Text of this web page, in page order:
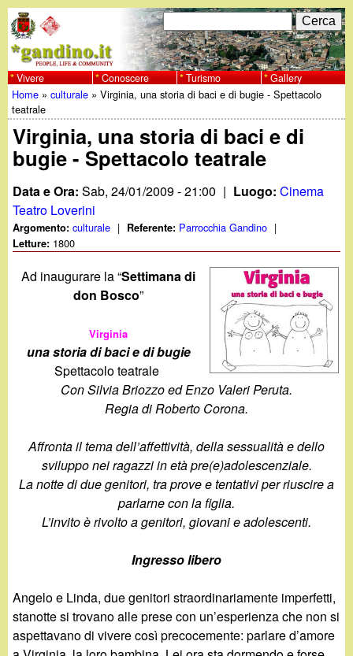
al
contenuto
principale
w
w
w
.
g
a
F
o
r
m
d
i
r
i
c
r
a
C
e
r
c
a
Vivere Conoscere Turismo Gallery
Tu
sei
qui
Home »culturale »Virginia, una storia di baci e di bugie - Spettacolo
teatrale
Virginia, una storia di baci e di
bugie - Spettacolo teatrale
Data e Ora:Sab, 24/01/2009 - 21:00 | Luogo:Cinema
Teatro Loverini
Argomento:culturale | Referente: Parrocchia Gandino |
Letture: 1800
Ad inaugurare la “Settimana di
don Bosco”
Virginia
una storia di baci e di bugie
Spettacolo teatrale
Con Silvia Briozzo ed Enzo Valeri Peruta.
Regia di Roberto Corona.
Affronta il tema dell’affettività, della sessualità e dello
sviluppo nei ragazzi in età pre(e)adolescenziale.
La notte di due genitori, tra prove e tentativi per riuscire a
parlarne con la figlia.
L’invito è rivolto a genitori, giovani e adolescenti.
Ingresso libero
Angelo e Linda, due genitori straordinariamente imperfetti,
stanotte si trovano alle prese con un’esperienza che non si
aspettavano di vivere così precocemente: parlare d’amore